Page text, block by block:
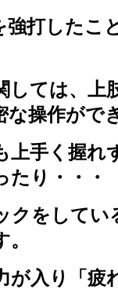
強打したこ
しては、上
な操作がで
上手く握れ
たり・・・
クをして
が入り「疲